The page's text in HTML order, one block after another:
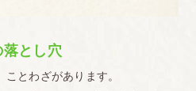
とし穴
ことわざがあります。